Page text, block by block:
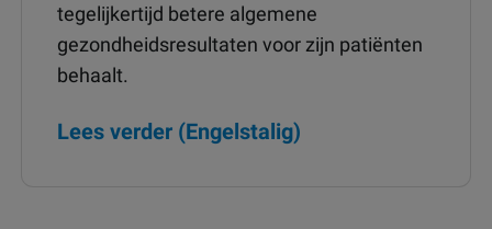
tegelijkertijd betere algemene
gezondheidsresultaten voor zijn patiënten
behaalt.
Lees verder (Engelstalig)